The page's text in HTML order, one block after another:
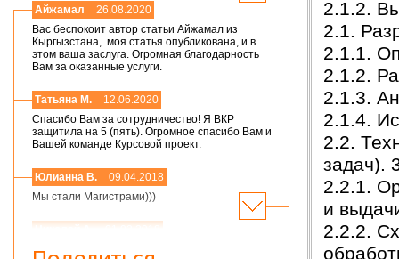
Айжамал
26.08.2020
Вас беспокоит автор статьи Айжамал из
Кыргызстана, моя статья опубликована, и в
этом ваша заслуга. Огромная благодарность
Вам за оказанные услуги.
Татьяна М.
12.06.2020
Спасибо Вам за сотрудничество! Я ВКР
защитила на 5 (пять). Огромное спасибо Вам и
Вашей команде Курсовой проект.
Юлианна В.
09.04.2018
Мы стали Магистрами)))
Мария,добрый день! Спасибо большое.
2.1.2.
2.1.
2.1.1.
2.1.2.
2.1.3.
2.1.4.
2.2.
задач).
2.2.1.
и
2.2.2.